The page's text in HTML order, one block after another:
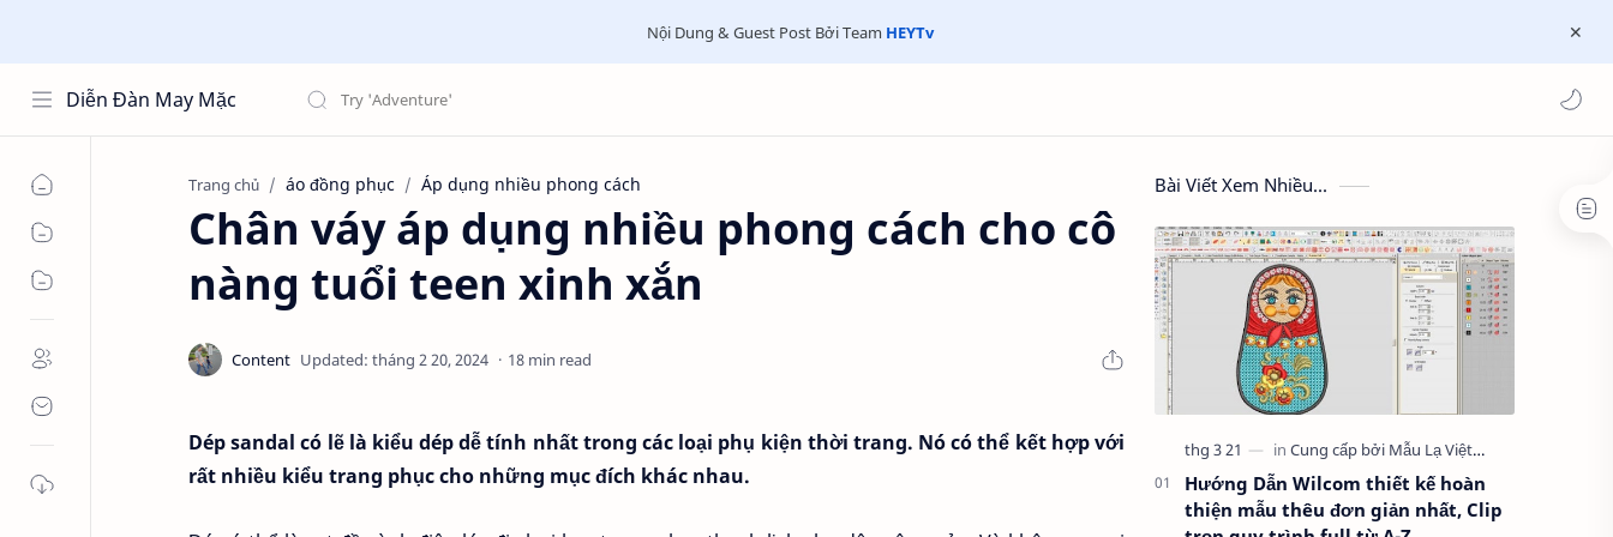
Nội Dung & Guest Post Bởi Team HEYTv
Diễn Đàn May Mặc
Trang chủ áo đồng phục Áp dụng nhiều phong cách
Chân váy áp dụng nhiều phong cách cho cô
nàng tuổi teen xinh xắn
18 min read
Dép sandal có lẽ là kiểu dép dễ tính nhất trong các loại phụ kiện thời trang. Nó có thể kết hợp với
rất nhiều kiểu trang phục cho những mục đích khác nhau.
Bài Viết Xem Nhiều...
Hướng Dẫn Wilcom thiết kế hoàn
thiện mẫu thêu đơn giản nhất, Clip